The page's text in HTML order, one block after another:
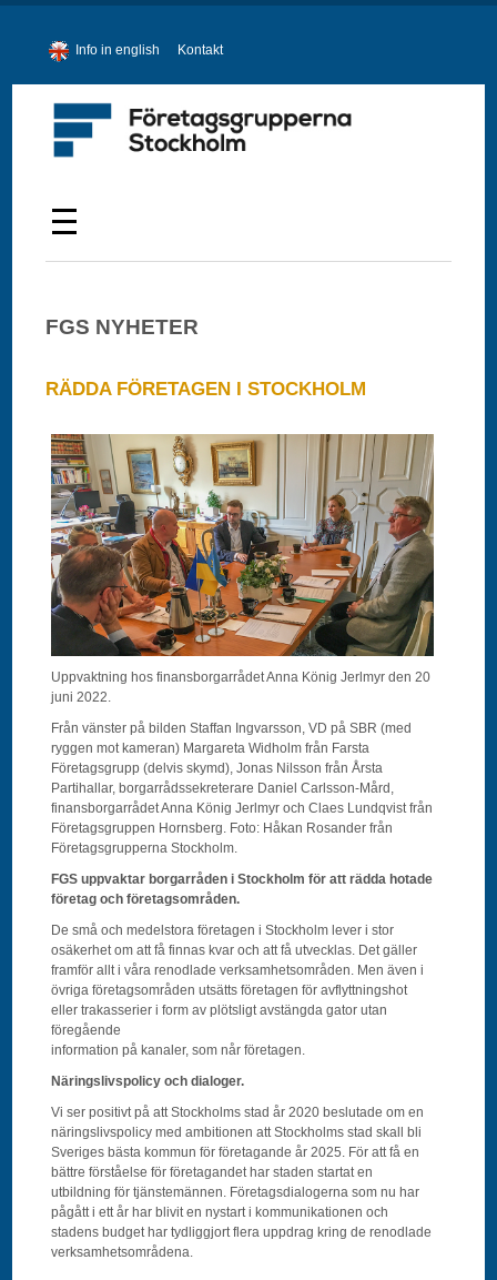
Info in english Kontakt
FGS NYHETER
RÄDDA FÖRETAGEN I STOCKHOLM
Uppvaktning hos finansborgarrådet Anna König Jerlmyr den 20
juni 2022.
Från vänster på bilden Staffan Ingvarsson, VD på SBR (med
ryggen mot kameran) Margareta Widholm från Farsta
Företagsgrupp (delvis skymd), Jonas Nilsson från Årsta
Partihallar, borgarrådssekreterare Daniel Carlsson-Mård,
finansborgarrådet Anna König Jerlmyr och Claes Lundqvist från
Företagsgruppen Hornsberg. Foto: Håkan Rosander från
Företagsgrupperna Stockholm.
FGS uppvaktar borgarråden i Stockholm för att rädda hotade
företag och företagsområden.
De små och medelstora företagen i Stockholm lever i stor
osäkerhet om att få finnas kvar och att få utvecklas. Det gäller
framför allt i våra renodlade verksamhetsområden. Men även i
övriga företagsområden utsätts företagen för avflyttningshot
eller trakasserier i form av plötsligt avstängda gator utan
föregående
information på kanaler, som når företagen.
Näringslivspolicy och dialoger.
Vi ser positivt på att Stockholms stad år 2020 beslutade om en
näringslivspolicy med ambitionen att Stockholms stad skall bli
Sveriges bästa kommun för företagande år 2025. För att få en
bättre förståelse för företagandet har staden startat en
utbildning för tjänstemännen. Företagsdialogerna som nu har
pågått i ett år har blivit en nystart i kommunikationen och
stadens budget har tydliggjort flera uppdrag kring de renodlade
verksamhetsområdena.